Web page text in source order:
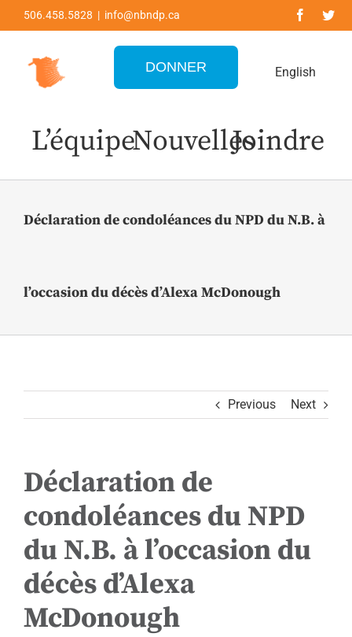
to
content
506.458.5828 | info@nbndp.ca
DONNER English
L’équipeNouvellesJoindre
Déclaration de condoléances du NPD du N.B. à
l’occasion du décès d’Alexa McDonough
Previous Next
Déclaration de
condoléances du NPD
du N.B. à l’occasion du
décès d’Alexa
McDonough